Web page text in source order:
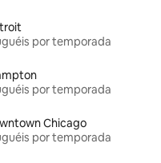
por temporada
por temporada
Chicago
por temporada